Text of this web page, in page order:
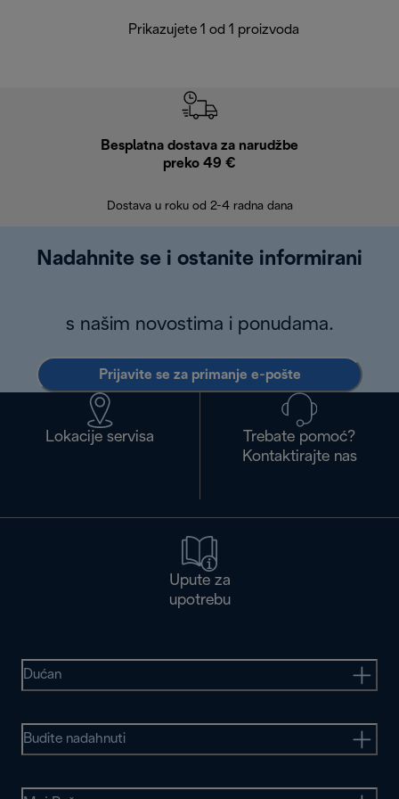
Prikazujete 1 od 1 proizvoda
Besplatna dostava za narudžbe
preko 49 €
Dostava u roku od 2-4 radna dana
Nadahnite se i ostanite informirani
s našim novostima i ponudama.
Prijavite se za primanje e-pošte
Lokacije servisa
Trebate pomoć?
Kontaktirajte nas
Upute za
upotrebu
Dućan
Budite nadahnuti